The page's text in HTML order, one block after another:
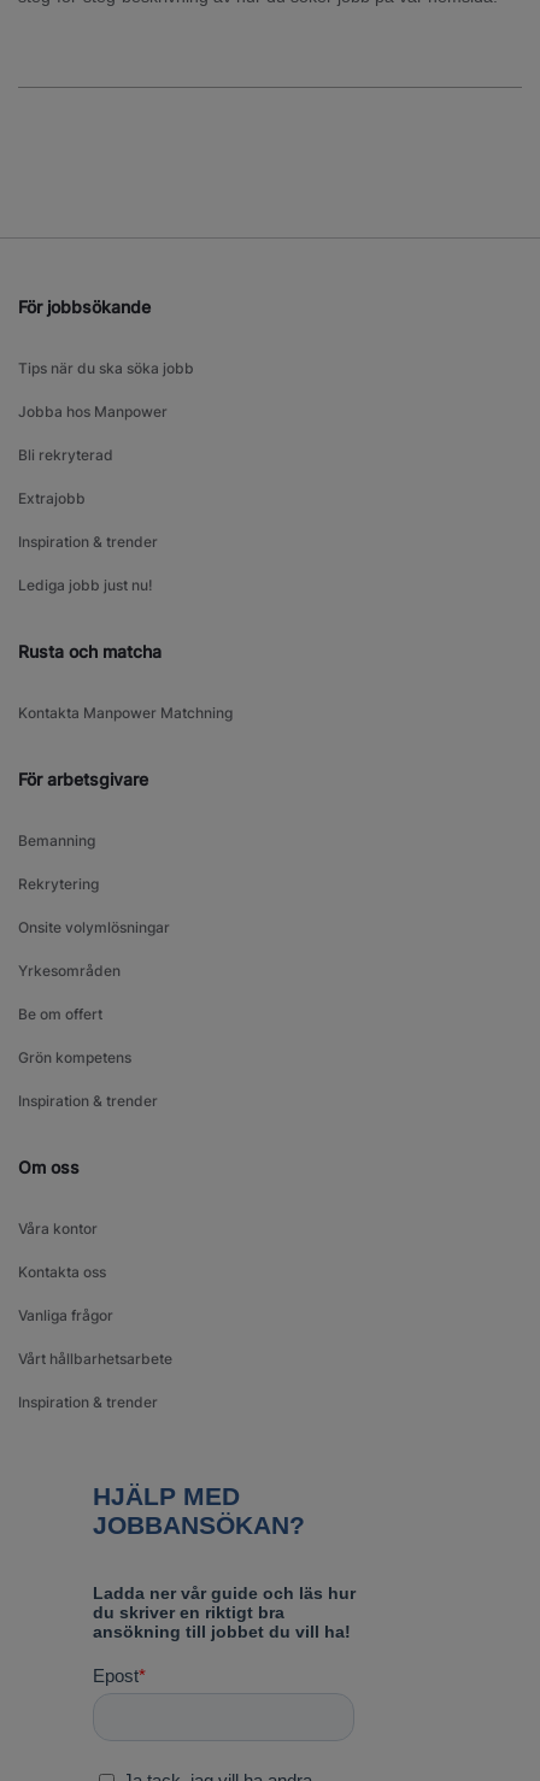
För jobbsökande
Tips när du ska söka jobb
Jobba hos Manpower
Bli rekryterad
Extrajobb
Inspiration & trender
Lediga jobb just nu!
Rusta och matcha
Kontakta Manpower Matchning
För arbetsgivare
Bemanning
Rekrytering
Onsite volymlösningar
Yrkesområden
Be om offert
Grön kompetens
Inspiration & trender
Om oss
Våra kontor
Kontakta oss
Vanliga frågor
Vårt hållbarhetsarbete
Inspiration & trender